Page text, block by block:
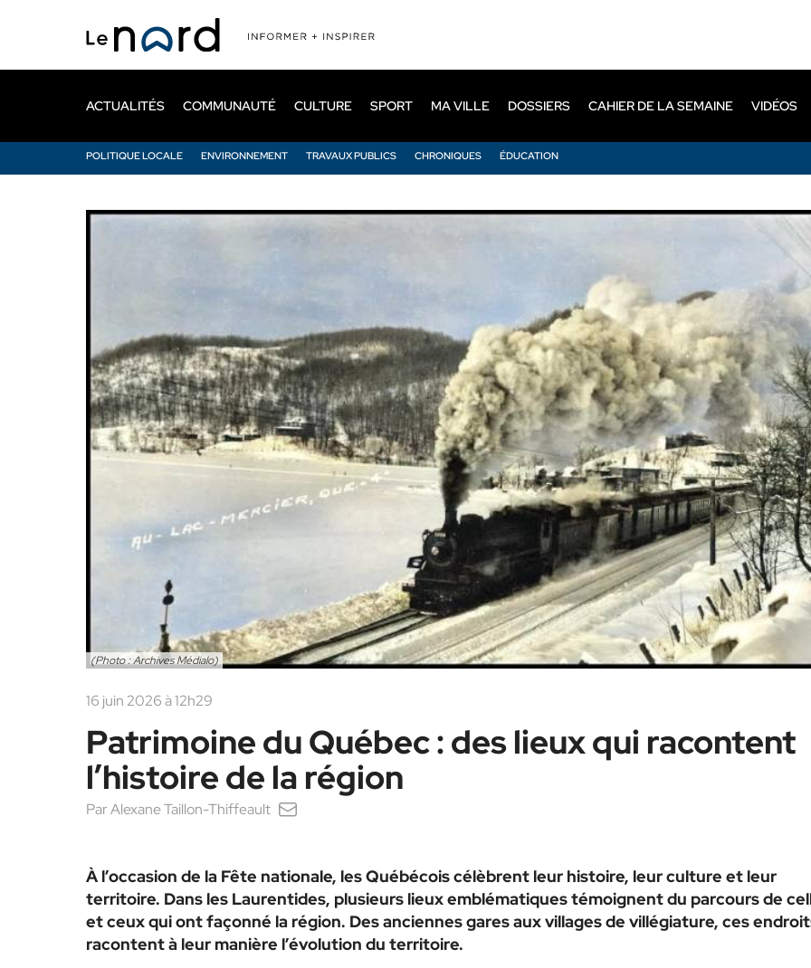
principal
ACTUALITÉS
POLITIQUE LOCALE ENVIRONNEMENT TRAVAUX PUBLICS CHRONIQUES ÉDUCATION
COMMUNAUTÉ CULTURE SPORT MA VILLE DOSSIERS CAHIER DE LA SEMAINE VIDÉOS
(Photo : Archives Médialo)
16 juin 2026 à 12h29
Patrimoine du Québec : des lieux qui racontent
l’histoire de la région
ParAlexane Taillon-Thiffeault
À l’occasion de la Fête nationale, les Québécois célèbrent leur histoire, leur culture et leur
territoire. Dans les Laurentides, plusieurs lieux emblématiques témoignent du parcours de
et ceux qui ont façonné la région. Des anciennes gares aux villages de villégiature, ces
racontent à leur manière l’évolution du territoire.